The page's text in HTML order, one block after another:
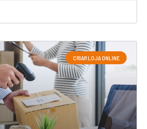
CRIAR LOJA ONLINE